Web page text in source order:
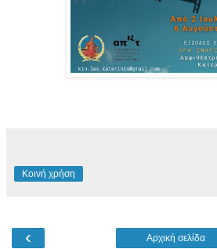
Κοινή χρήση
‹ Αρχική σελίδα